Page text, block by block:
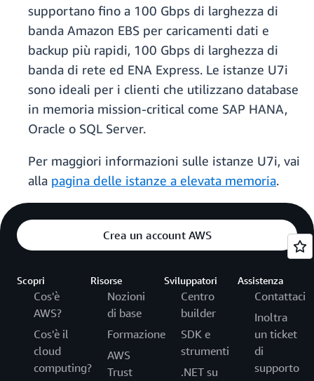
supportano fino a 100 Gbps di larghezza di
banda Amazon EBS per caricamenti dati e
backup più rapidi, 100 Gbps di larghezza di
banda di rete ed ENA Express. Le istanze U7i
sono ideali per i clienti che utilizzano database
in memoria mission-critical come SAP HANA,
Oracle o SQL Server.
Per maggiori informazioni sulle istanze U7i, vai
alla pagina delle istanze a elevata memoria.
Crea un account AWS
Scopri
Cos'è
AWS?
Cos'è il
cloud
computing?
Risorse
Nozioni
di base
Formazione
AWS
Trust
Sviluppatori
Centro
builder
SDK e
strumenti
.NET su
Assistenza
Contattaci
Inoltra
un ticket
di
supporto